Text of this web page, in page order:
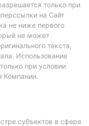
только при
на Сайт
не ниже первого
не может
текста,
Использование
при условии
Компании.
субъектов в сфере